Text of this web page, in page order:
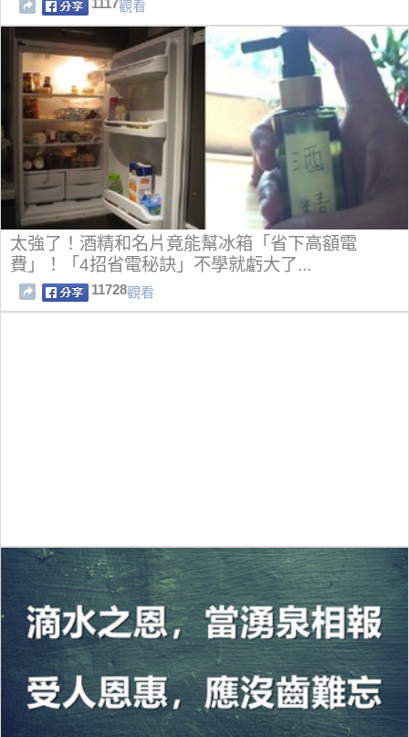
1117觀看
太強了！酒精和名片竟能幫冰箱「省下高額電
費」！「4招省電秘訣」不學就虧大了...
11728觀看